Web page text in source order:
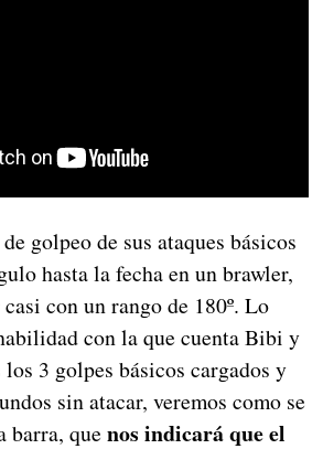
golpeo de sus ataques básicos
hasta la fecha en un brawler,
con un rango de 180º. Lo
con la que cuenta Bibi y
3 golpes básicos cargados y
sin atacar, veremos como se
barra, que nos indicará que el